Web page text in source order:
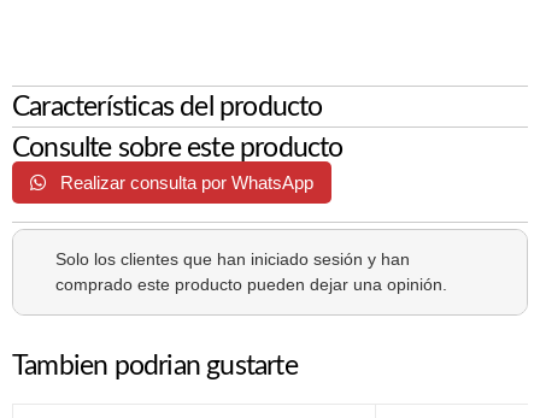
Características del producto
Consulte sobre este producto
Realizar consulta por WhatsApp
Solo los clientes que han iniciado sesión y han
comprado este producto pueden dejar una opinión.
Tambien podrian gustarte